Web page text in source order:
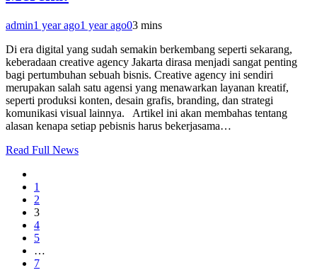
admin1 year ago1 year ago03 mins
Di era digital yang sudah semakin berkembang seperti sekarang,
keberadaan creative agency Jakarta dirasa menjadi sangat penting
bagi pertumbuhan sebuah bisnis. Creative agency ini sendiri
merupakan salah satu agensi yang menawarkan layanan kreatif,
seperti produksi konten, desain grafis, branding, dan strategi
komunikasi visual lainnya. Artikel ini akan membahas tentang
alasan kenapa setiap pebisnis harus bekerjasama…
Read Full News
1
2
3
4
5
…
7